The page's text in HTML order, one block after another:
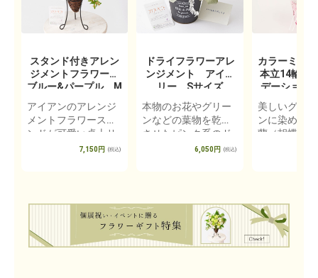
スタンド付きアレン
ジメントフラワー
ブルー&パープル M
アイアンのアレンジ
メントフラワースタ
ンドが可愛い卓上サ
イズのコーン型アレ
7,150円 (税込)
ドライフラワーアレ
ンジメント アイボ
リー Sサイズ
本物のお花やグリー
ンなどの葉物を乾燥
させたピンク系のド
ライフラワーをふん
6,050円 (税込)
カラーミニ
本立14輪以
デーション
か）
美しいグラ
ンに染めた
蘭（胡蝶蘭